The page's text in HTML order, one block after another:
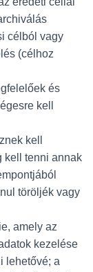
célból vagy
(célhoz
és
kell
kell
kell tenni annak
töröljék vagy
amely az
kezelése
lehetővé; a